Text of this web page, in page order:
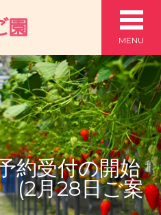
MENU
約受付の開始
(2月28日ご案